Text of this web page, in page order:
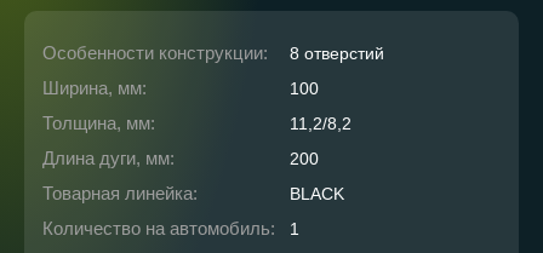
Особенности конструкции: 8 отверстий
Ширина, мм: 100
Толщина, мм: 11,2/8,2
Длина дуги, мм: 200
Товарная линейка: BLACK
Количество на автомобиль: 1